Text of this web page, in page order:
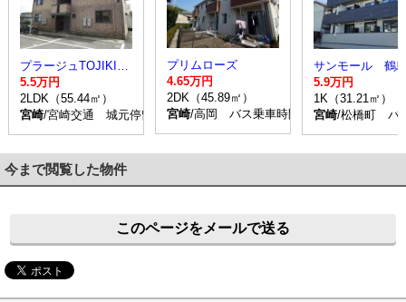
プラージュTOJIKI B棟
5.5万円
2LDK（55.44㎡）
宮崎/宮崎交通 城元停留所 バス乗車時間4分 停歩4分
プリムローズ
4.65万円
2DK（45.89㎡）
宮崎/高岡 バス乗車時間45分 停歩3分
サンモール 鶴
5.9万円
1K（31.21㎡）
宮崎/松橋町 バ
今まで閲覧した物件
このページをメールで送る